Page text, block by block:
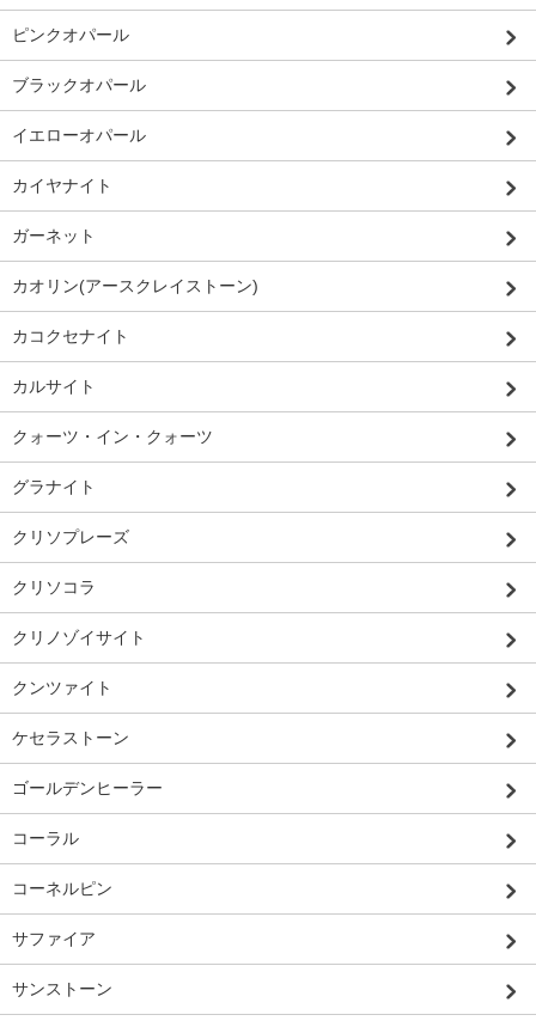
ピンクオパール
ブラックオパール
イエローオパール
カイヤナイト
ガーネット
カオリン(アースクレイストーン)
カコクセナイト
カルサイト
クォーツ・イン・クォーツ
グラナイト
クリソプレーズ
クリソコラ
クリノゾイサイト
クンツァイト
ケセラストーン
ゴールデンヒーラー
コーラル
コーネルピン
サファイア
サンストーン